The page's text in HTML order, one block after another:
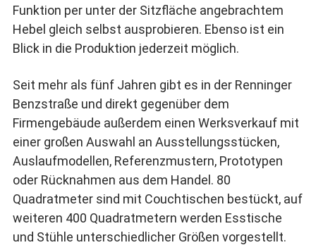
Funktion per unter der Sitzfläche angebrachtem
Hebel gleich selbst ausprobieren. Ebenso ist ein
Blick in die Produktion jederzeit möglich.
Seit mehr als fünf Jahren gibt es in der Renninger
Benzstraße und direkt gegenüber dem
Firmengebäude außerdem einen Werksverkauf mit
einer großen Auswahl an Ausstellungsstücken,
Auslaufmodellen, Referenzmustern, Prototypen
oder Rücknahmen aus dem Handel. 80
Quadratmeter sind mit Couchtischen bestückt, auf
weiteren 400 Quadratmetern werden Esstische
und Stühle unterschiedlicher Größen vorgestellt.